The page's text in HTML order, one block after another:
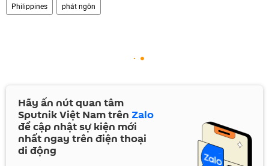
Philippines phát ngôn
Hãy ấn nút quan tâm
Sputnik Việt Nam trên Zalo
để cập nhật sự kiện mới
nhất ngay trên điện thoại
di động